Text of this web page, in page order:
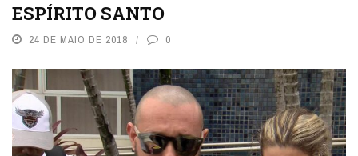
ESPÍRITO SANTO
24 DE MAIO DE 2018 0